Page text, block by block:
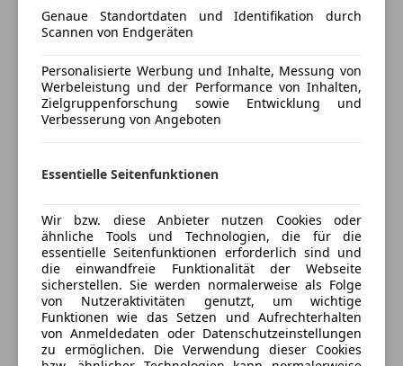
Irrtümer, Zwischenverkauf und Rechtschreibfehler
vorbehalten
Besichtigungen ausschließlich
nach TERMINVEREINBARUNG.
Mehr anzeigen
Versicherung
Freischaden-Gutschein ab Stufe 0
Auto einfach online versichern & Rabatt holen
Jetzt berechnen
Genaue Standortdaten und Identifikation durch
Scannen von Endgeräten
Personalisierte Werbung und Inhalte, Messung von
Werbeleistung und der Performance von Inhalten,
Zielgruppenforschung sowie Entwicklung und
Verbesserung von Angeboten
Essentielle Seitenfunktionen
Wir bzw. diese Anbieter nutzen Cookies oder
ähnliche Tools und Technologien, die für die
essentielle Seitenfunktionen erforderlich sind und
die einwandfreie Funktionalität der Webseite
sicherstellen. Sie werden normalerweise als Folge
von Nutzeraktivitäten genutzt, um wichtige
Funktionen wie das Setzen und Aufrechterhalten
von Anmeldedaten oder Datenschutzeinstellungen
zu ermöglichen. Die Verwendung dieser Cookies